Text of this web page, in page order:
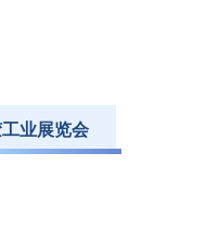
业展览会